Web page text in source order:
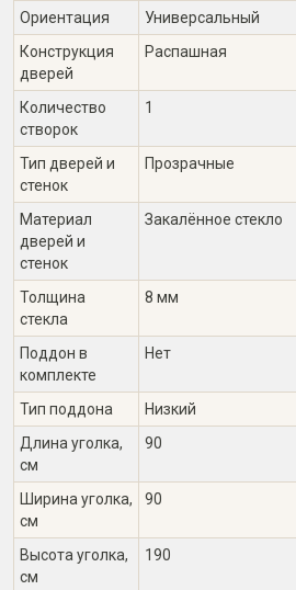
Ориентация
Универсальный
Конструкция
дверей
Распашная
Количество
створок
1
Тип дверей и
стенок
Прозрачные
Материал
дверей и
стенок
Закалённое стекло
Толщина
стекла
8 мм
Поддон в
комплекте
Нет
Тип поддона
Низкий
Длина уголка,
см
90
Ширина уголка,
см
90
Высота уголка,
см
190